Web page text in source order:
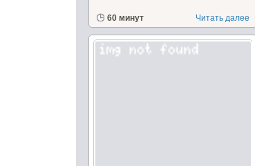
60 минут Читать далее